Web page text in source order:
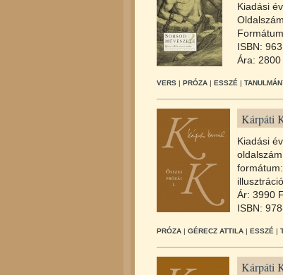
Kiadási
ISBN:
Ára: 2800
VERS | PRÓZA | ESSZÉ |
Kárpáti
Kiadási
Ár: 3990
ISBN:
PRÓZA | GÉRECZ ATTILA | ESSZÉ |
Kárpáti